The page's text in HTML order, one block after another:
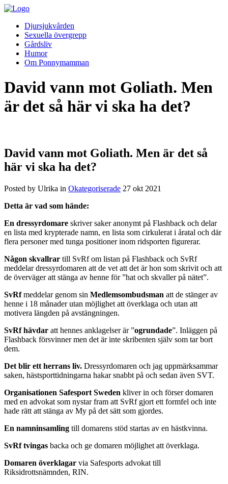
Djursjukvården
Sexuella övergrepp
Gårdsliv
Humor
Om Ponnymamman
David vann mot Goliath. Men
är det så här vi ska ha det?
David vann mot Goliath. Men är det så
här vi ska ha det?
Posted by Ulrika in Okategoriserade 27 okt 2021
Detta är vad som hände:
En dressyrdomare skriver saker anonymt på Flashback och delar
en lista med krypterade namn, en lista som cirkulerat i åratal och där
flera personer med tunga positioner inom ridsporten figurerar.
Någon skvallrar till SvRf om listan på Flashback och SvRf
meddelar dressyrdomaren att de vet att det är hon som skrivit och att
de överväger att stänga av henne för ”hat och skvaller på nätet”.
SvRfmeddelar genom sin Medlemsombudsman att de stänger av
henne i 18 månader utan möjlighet att överklaga och utan att
motivera längden på avstängningen.
SvRf hävdar att hennes anklagelser är ”ogrundade”. Inläggen på
Flashback försvinner men det är inte skribenten själv som tar bort
dem.
Det blir ett herrans liv. Dressyrdomaren och jag uppmärksammar
saken, hästsporttidningarna hakar snabbt på och sedan även SVT.
Organisationen Safesport Sweden kliver in och förser domaren
med en advokat som nystar fram att SvRf gjort ett formfel och inte
hade rätt att stänga av My på det sätt som gjordes.
En namninsamling till domarens stöd startas av en hästkvinna.
SvRf tvingas backa och ge domaren möjlighet att överklaga.
Domaren överklagar via Safesports advokat till
Riksidrottsnämnden, RIN.